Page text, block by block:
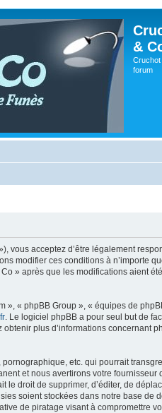
&
Cruchot
forum
acceptez d’être légalement
modifier ces conditions à n’importe
» après que les modifications aient
« phpBB Group », « équipes de
. Le logiciel phpBB a pour seul but de
plus d’informations concernant
etc. qui pourrait
et nous avertirons votre
droit de supprimer, d’éditer, de
soient stockées dans notre base
de piratage visant à compromettre